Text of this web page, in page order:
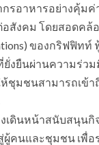
รอาหารอย่างคุ้มค่
อสังคม โดยสอดค
ของกริฟฟิทท์
ยั่งยืนผ่านความร่ว
ชุมชนสามารถเข้า
เดินหน้าสนับสนุนกิ
คนและชุมชน เพื่อ